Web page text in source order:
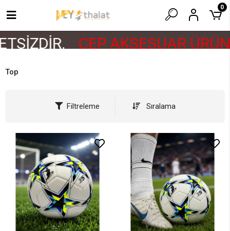
CEP AKSESUAR
0
Top
Filtreleme Sıralama